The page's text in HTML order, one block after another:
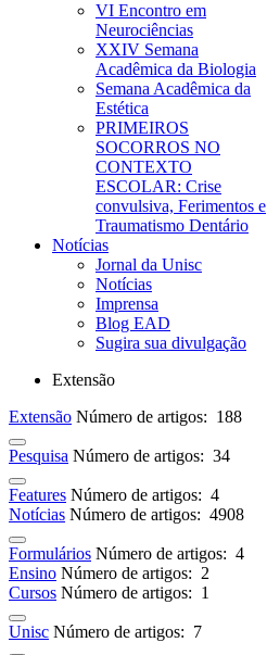
VI Encontro em
Neurociências
XXIV Semana
Acadêmica da Biologia
Semana Acadêmica da
Estética
PRIMEIROS
SOCORROS NO
CONTEXTO
ESCOLAR: Crise
convulsiva, Ferimentos e
Traumatismo Dentário
Notícias
Jornal da Unisc
Notícias
Imprensa
Blog EAD
Sugira sua divulgação
Extensão
Extensão Número de artigos: 188
Pesquisa Número de artigos: 34
Features Número de artigos: 4
Notícias Número de artigos: 4908
Formulários Número de artigos: 4
Ensino Número de artigos: 2
Cursos Número de artigos: 1
Unisc Número de artigos: 7